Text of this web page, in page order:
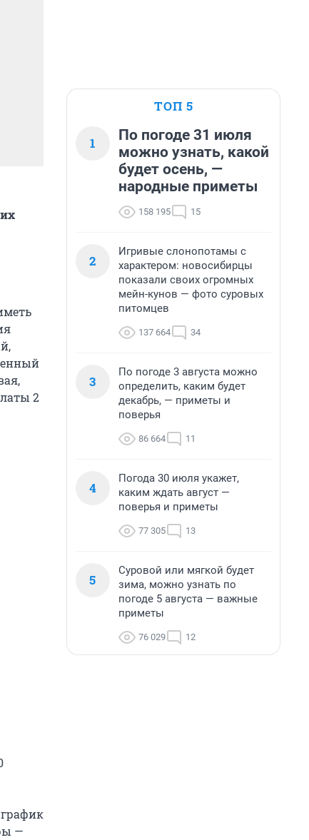
2
—
ТОП 5
1
По погоде 31 июля
можно узнать, какой
будет осень, —
народные приметы
158 195 15
2
Игривые слонопотамы с
характером: новосибирцы
показали своих огромных
мейн-кунов — фото суровых
питомцев
137 664 34
3
По погоде 3 августа можно
определить, каким будет
декабрь, — приметы и
поверья
86 664 11
4
Погода 30 июля укажет,
каким ждать август —
поверья и приметы
77 305 13
5
Суровой или мягкой будет
зима, можно узнать по
погоде 5 августа — важные
приметы
76 029 12